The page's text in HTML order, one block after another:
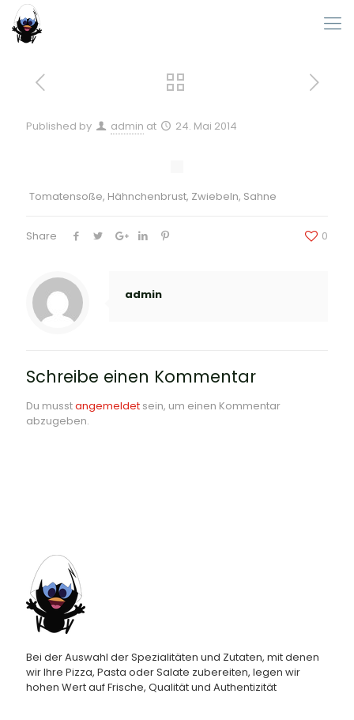
Published by admin at 24. Mai 2014
Tomatensoße, Hähnchenbrust, Zwiebeln, Sahne
Share 0
admin
Schreibe einen Kommentar
Du musstangemeldet sein, um einen Kommentar
abzugeben.
Bei der Auswahl der Spezialitäten und Zutaten, mit denen
wir Ihre Pizza, Pasta oder Salate zubereiten, legen wir
hohen Wert auf Frische, Qualität und Authentizität